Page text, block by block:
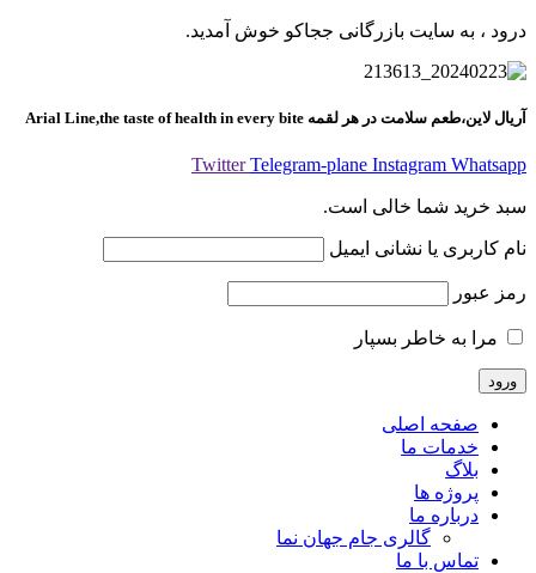
درود ، به سایت بازرگانی ججاکو خوش آمدید.
آریال لاین،طعم سلامت در هر لقمه Arial Line,the taste of health in every bite
Twitter Telegram-plane Instagram Whatsapp
سبد خرید شما خالی است.
نام کاربری یا نشانی ایمیل
رمز عبور
مرا به خاطر بسپار
صفحه اصلی
خدمات ما
بلاگ
پروژه ها
درباره ما
گالری جام جهان نما
تماس با ما